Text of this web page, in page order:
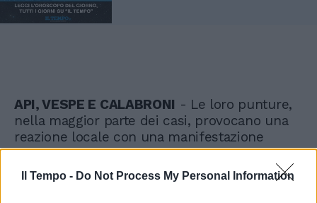
Il Tempo - Do Not Process My Personal Information
API, VESPE E CALABRONI - Le loro punture,
nella maggior parte dei casi, provocano una
reazione locale con una manifestazione
cutanea di pochi centimetri di diametro,
dolore, rossore e gonfiore. Le più aggressive
sono le vespe. Circa il 10% delle persone